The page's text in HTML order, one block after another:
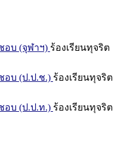
อบ (จุฬาฯ) ร้องเรียนทุจริต
อบ (ป.ป.ช.) ร้องเรียนทุจริต
อบ (ป.ป.ท.) ร้องเรียนทุจริต